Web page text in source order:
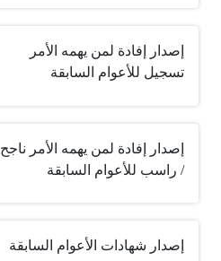
إصدار إفادة لمن يهمه الأمر
تسجيل للأعوام السابقة
إصدار إفادة لمن يهمه الأمر ناجح
/ راسب للأعوام السابقة
إصدار شهادات الأعوام السابقة